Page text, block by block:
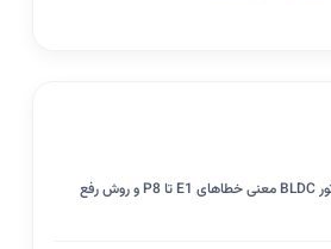
انواع ارورهای موتور BLDC معنی خطاهای E1 تا P8 و روش رفع